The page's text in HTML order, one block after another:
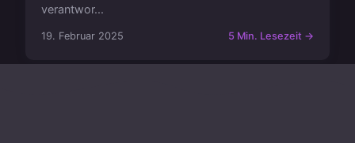
verantwor...
19. Februar 2025 5 Min. Lesezeit →